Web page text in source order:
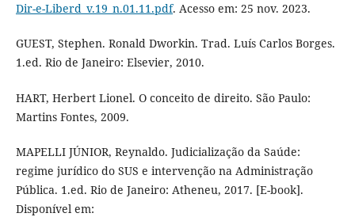
Dir-e-Liberd_v.19_n.01.11.pdf. Acesso em: 25 nov. 2023.
GUEST, Stephen. Ronald Dworkin. Trad. Luís Carlos Borges.
1.ed. Rio de Janeiro: Elsevier, 2010.
HART, Herbert Lionel. O conceito de direito. São Paulo:
Martins Fontes, 2009.
MAPELLI JÚNIOR, Reynaldo. Judicialização da Saúde:
regime jurídico do SUS e intervenção na Administração
Pública. 1.ed. Rio de Janeiro: Atheneu, 2017. [E-book].
Disponível em: